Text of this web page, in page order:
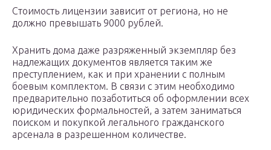
Стоимость лицензии зависит от региона, но не
должно превышать 9000 рублей.
Хранить дома даже разряженный экземпляр без
надлежащих документов является таким же
преступлением, как и при хранении с полным
боевым комплектом. В связи с этим необходимо
предварительно позаботиться об оформлении всех
юридических формальностей, а затем заниматься
поиском и покупкой легального гражданского
арсенала в разрешенном количестве.